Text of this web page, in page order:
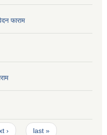
फाराम
› last »